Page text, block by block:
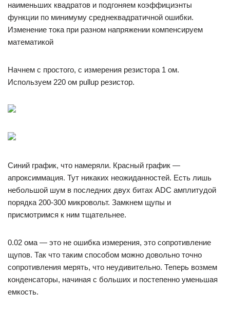
наименьших квадратов и подгоняем коэффициэнты
функции по минимуму среднеквадратичной ошибки.
Изменение тока при разном напряжении компенсируем
математикой
Начнем с простого, с измерения резистора 1 ом.
Используем 220 ом pullup резистор.
Синий график, что намеряли. Красный график —
апроксиммация. Тут никаких неожиданностей. Есть лишь
небольшой шум в последних двух битах ADC амплитудой
порядка 200-300 микровольт. Замкнем щупы и
присмотримся к ним тщательнее.
0.02 ома — это не ошибка измерения, это сопротивление
щупов. Так что таким способом можно довольно точно
сопротивления мерять, что неудивительно. Теперь возмем
конденсаторы, начиная с больших и постепенно уменьшая
емкость.